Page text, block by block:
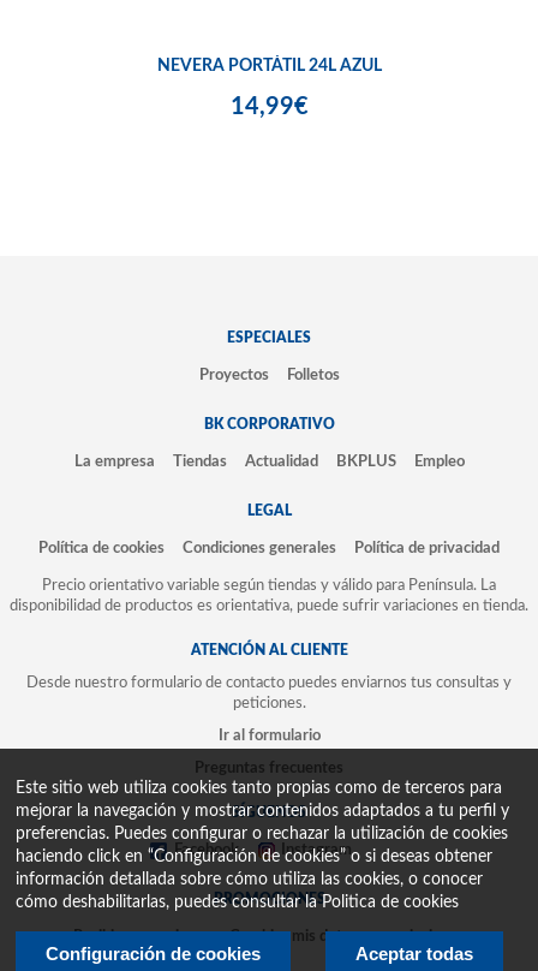
NEVERA PORTÁTIL 24L AZUL
14,99€
ESPECIALES
Proyectos Folletos
BK CORPORATIVO
La empresa Tiendas Actualidad BKPLUS Empleo
LEGAL
Política de cookies Condiciones generales Política de privacidad
Precio orientativo variable según tiendas y válido para Península. La
disponibilidad de productos es orientativa, puede sufrir variaciones en tienda.
ATENCIÓN AL CLIENTE
Desde nuestro formulario de contacto puedes enviarnos tus consultas y
peticiones.
Ir al formulario
Preguntas frecuentes
SÍGUENOS
Facebook Instagram
PROMOCIONES
Recibir promociones Cambiar mis datos y suscripciones
Este sitio web utiliza cookies tanto propias como de terceros para
mejorar la navegación y mostrar contenidos adaptados a tu perfil y
preferencias. Puedes configurar o rechazar la utilización de cookies
haciendo click en “Configuración de cookies” o si deseas obtener
información detallada sobre cómo utiliza las cookies, o conocer
cómo deshabilitarlas, puedes consultar laPolitica de cookies
Configuración de cookies Aceptar todas